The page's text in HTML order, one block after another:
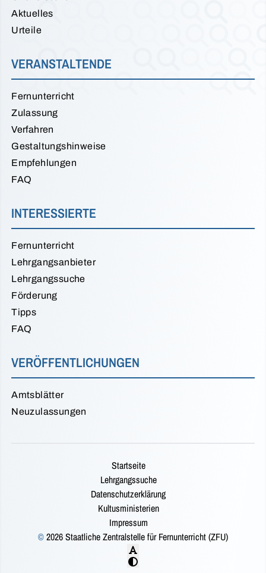
Aktuelles
Urteile
VERANSTALTENDE
Fernunterricht
Zulassung
Verfahren
Gestaltungshinweise
Empfehlungen
FAQ
INTERESSIERTE
Fernunterricht
Lehrgangsanbieter
Lehrgangssuche
Förderung
Tipps
FAQ
VERÖFFENTLICHUNGEN
Amtsblätter
Neuzulassungen
Startseite
Lehrgangssuche
Datenschutzerklärung
Kultusministerien
Impressum
©2026 Staatliche Zentralstelle für Fernunterricht (ZFU)